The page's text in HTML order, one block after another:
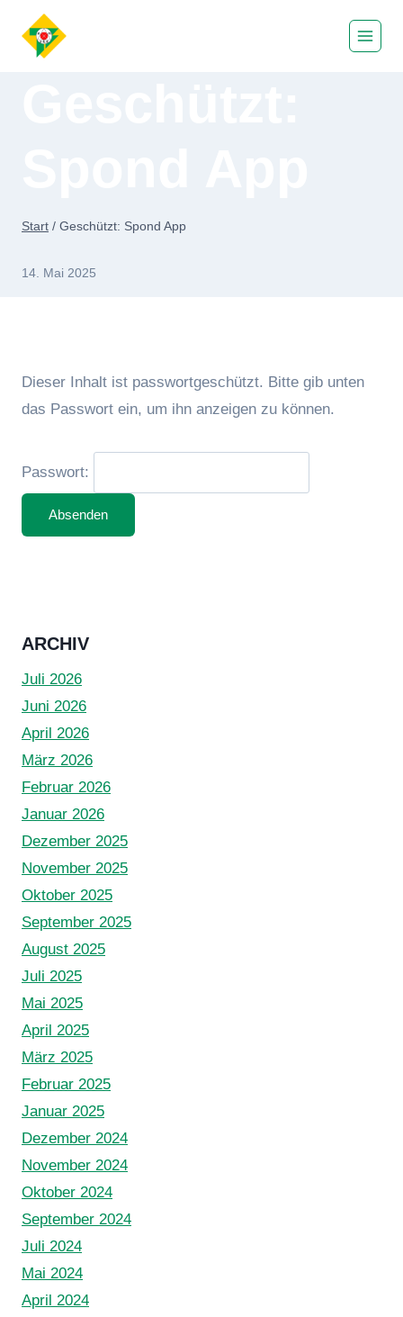
Inhalt
Start / Geschützt: Spond App
Von
14. Mai 2025
Dieser Inhalt ist passwortgeschützt. Bitte gib unten
das Passwort ein, um ihn anzeigen zu können.
Passwort:
ARCHIV
Juli 2026
Juni 2026
April 2026
März 2026
Februar 2026
Januar 2026
Dezember 2025
November 2025
Oktober 2025
September 2025
August 2025
Juli 2025
Mai 2025
April 2025
März 2025
Februar 2025
Januar 2025
Dezember 2024
November 2024
Oktober 2024
September 2024
Juli 2024
Mai 2024
April 2024